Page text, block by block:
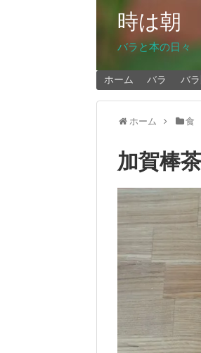
時は朝
バラと本の日々
ホーム バラ バ
ホーム 食
加賀棒